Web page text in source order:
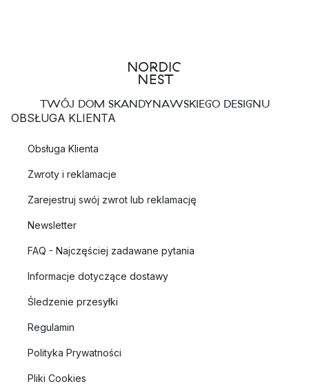
TWÓJ DOM SKANDYNAWSKIEGO DESIGNU
OBSŁUGA KLIENTA
Obsługa Klienta
Zwroty i reklamacje
Zarejestruj swój zwrot lub reklamację
Newsletter
FAQ - Najczęściej zadawane pytania
Informacje dotyczące dostawy
Śledzenie przesyłki
Regulamin
Polityka Prywatności
Pliki Cookies